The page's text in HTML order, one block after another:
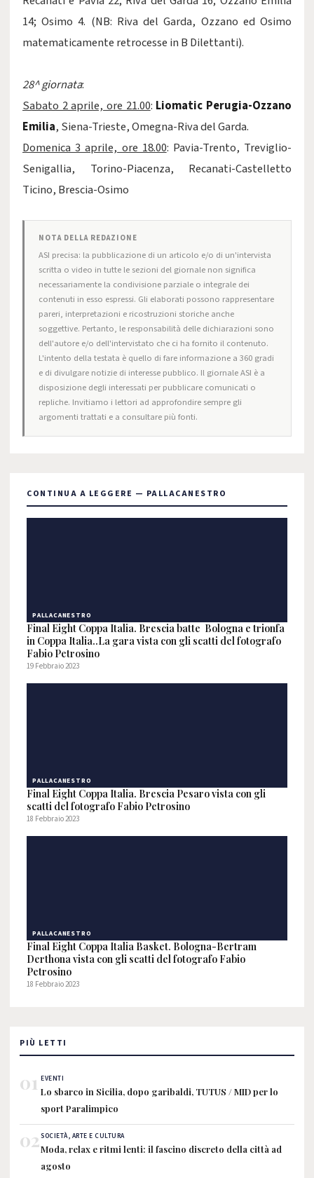
14; Osimo 4. (NB: Riva del Garda, Ozzano ed Osimo
matematicamente retrocesse in B Dilettanti).
28^ giornata:
Sabato 2 aprile, ore 21.00: Liomatic Perugia-Ozzano
Emilia, Siena-Trieste, Omegna-Riva del Garda.
Domenica 3 aprile, ore 18.00: Pavia-Trento, Treviglio-
Senigallia, Torino-Piacenza, Recanati-Castelletto
Ticino, Brescia-Osimo
NOTA DELLA REDAZIONE
ASI precisa: la pubblicazione di un articolo e/o di un'intervista
scritta o video in tutte le sezioni del giornale non significa
necessariamente la condivisione parziale o integrale dei
contenuti in esso espressi. Gli elaborati possono rappresentare
pareri, interpretazioni e ricostruzioni storiche anche
soggettive. Pertanto, le responsabilità delle dichiarazioni sono
dell'autore e/o dell'intervistato che ci ha fornito il contenuto.
L'intento della testata è quello di fare informazione a 360 gradi
e di divulgare notizie di interesse pubblico. Il giornale ASI è a
disposizione degli interessati per pubblicare comunicati o
repliche. Invitiamo i lettori ad approfondire sempre gli
argomenti trattati e a consultare più fonti.
CONTINUA A LEGGERE — PALLACANESTRO
PALLACANESTRO
Final Eight Coppa Italia. Brescia batte Bologna e trionfa
in Coppa Italia..La gara vista con gli scatti del fotografo
Fabio Petrosino
19 Febbraio 2023
PALLACANESTRO
Final Eight Coppa Italia. Brescia Pesaro vista con gli
scatti del fotografo Fabio Petrosino
18 Febbraio 2023
PALLACANESTRO
Final Eight Coppa Italia Basket. Bologna-Bertram
Derthona vista con gli scatti del fotografo Fabio
Petrosino
18 Febbraio 2023
PIÙ LETTI
01 EVENTI
Lo sbarco in Sicilia, dopo garibaldi, TUTUS / MID per lo
sport Paralimpico
02SOCIETÀ, ARTE E CULTURA
Moda, relax e ritmi lenti: il fascino discreto della città ad
agosto